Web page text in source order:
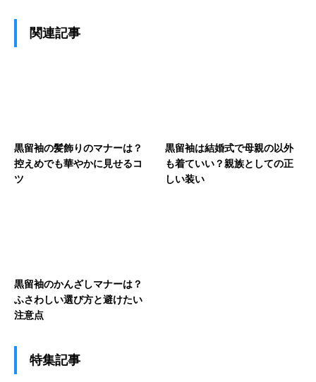
関連記事
黒留袖の髪飾りのマナーは？
控えめでも華やかに見せるコ
ツ
黒留袖は結婚式で母親の以外
も着ていい？親族としての正
しい装い
黒留袖のかんざしマナーは？
ふさわしい選び方と避けたい
注意点
特集記事